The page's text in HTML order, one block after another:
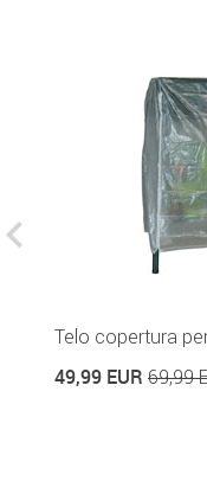
Telo copertura
49,99 EUR 69,99